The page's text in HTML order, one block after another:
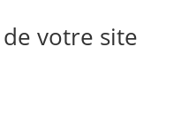
votre site